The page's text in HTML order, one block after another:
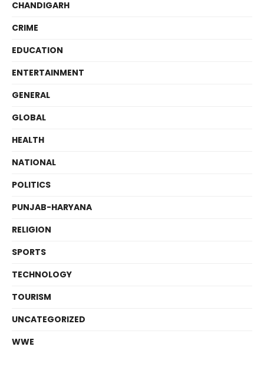
CHANDIGARH
CRIME
EDUCATION
ENTERTAINMENT
GENERAL
GLOBAL
HEALTH
NATIONAL
POLITICS
PUNJAB-HARYANA
RELIGION
SPORTS
TECHNOLOGY
TOURISM
UNCATEGORIZED
WWE